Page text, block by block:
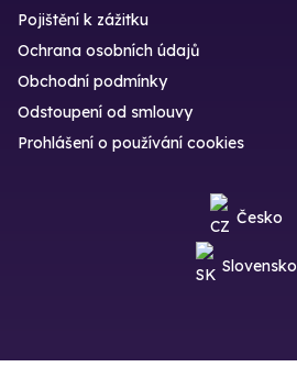
Pojištění k zážitku
Ochrana osobních údajů
Obchodní podmínky
Odstoupení od smlouvy
Prohlášení o používání cookies
Česko
Slovensko